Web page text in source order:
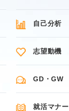
自己分析
志望動機
GD・GW
就活マナー